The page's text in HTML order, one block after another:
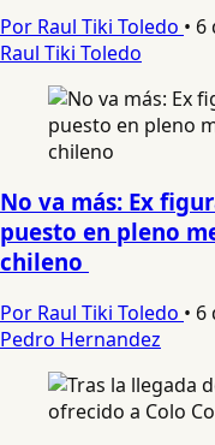
Por Raul Tiki Toledo • 6
Raul Tiki Toledo
No va más: Ex
puesto en pleno
chileno
Por Raul Tiki Toledo • 6
Pedro Hernandez